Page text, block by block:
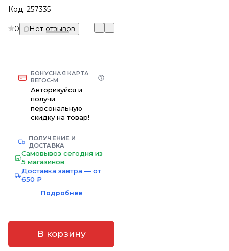
Код: 257335
0 Нет отзывов
БОНУСНАЯ КАРТА
ВЕГОС-М
Авторизуйся и
получи
персональную
скидку на товар!
ПОЛУЧЕНИЕ И
ДОСТАВКА
Самовывоз сегодня из
5 магазинов
Доставка завтра — от
650 ₽
Подробнее
В корзину